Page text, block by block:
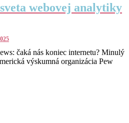
webovej analytiky
čaká nás koniec internetu? Minulý
výskumná organizácia Pew